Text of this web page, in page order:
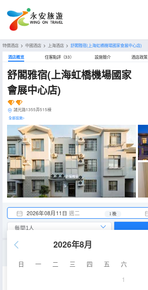
特價酒店 > 中國酒店 > 上海酒店 > 舒閣雅宿(上海虹橋機場國家會展中心店)
酒店概览 住客點評（33） 設施簡介 酒店政策
舒閣雅宿(上海虹橋機場國家
會展中心店)
諸光路1355弄515棟
全部設施>
2026年08月11日 週二 1 晚
2026年8月
日 一 二 三 四 五
六
1